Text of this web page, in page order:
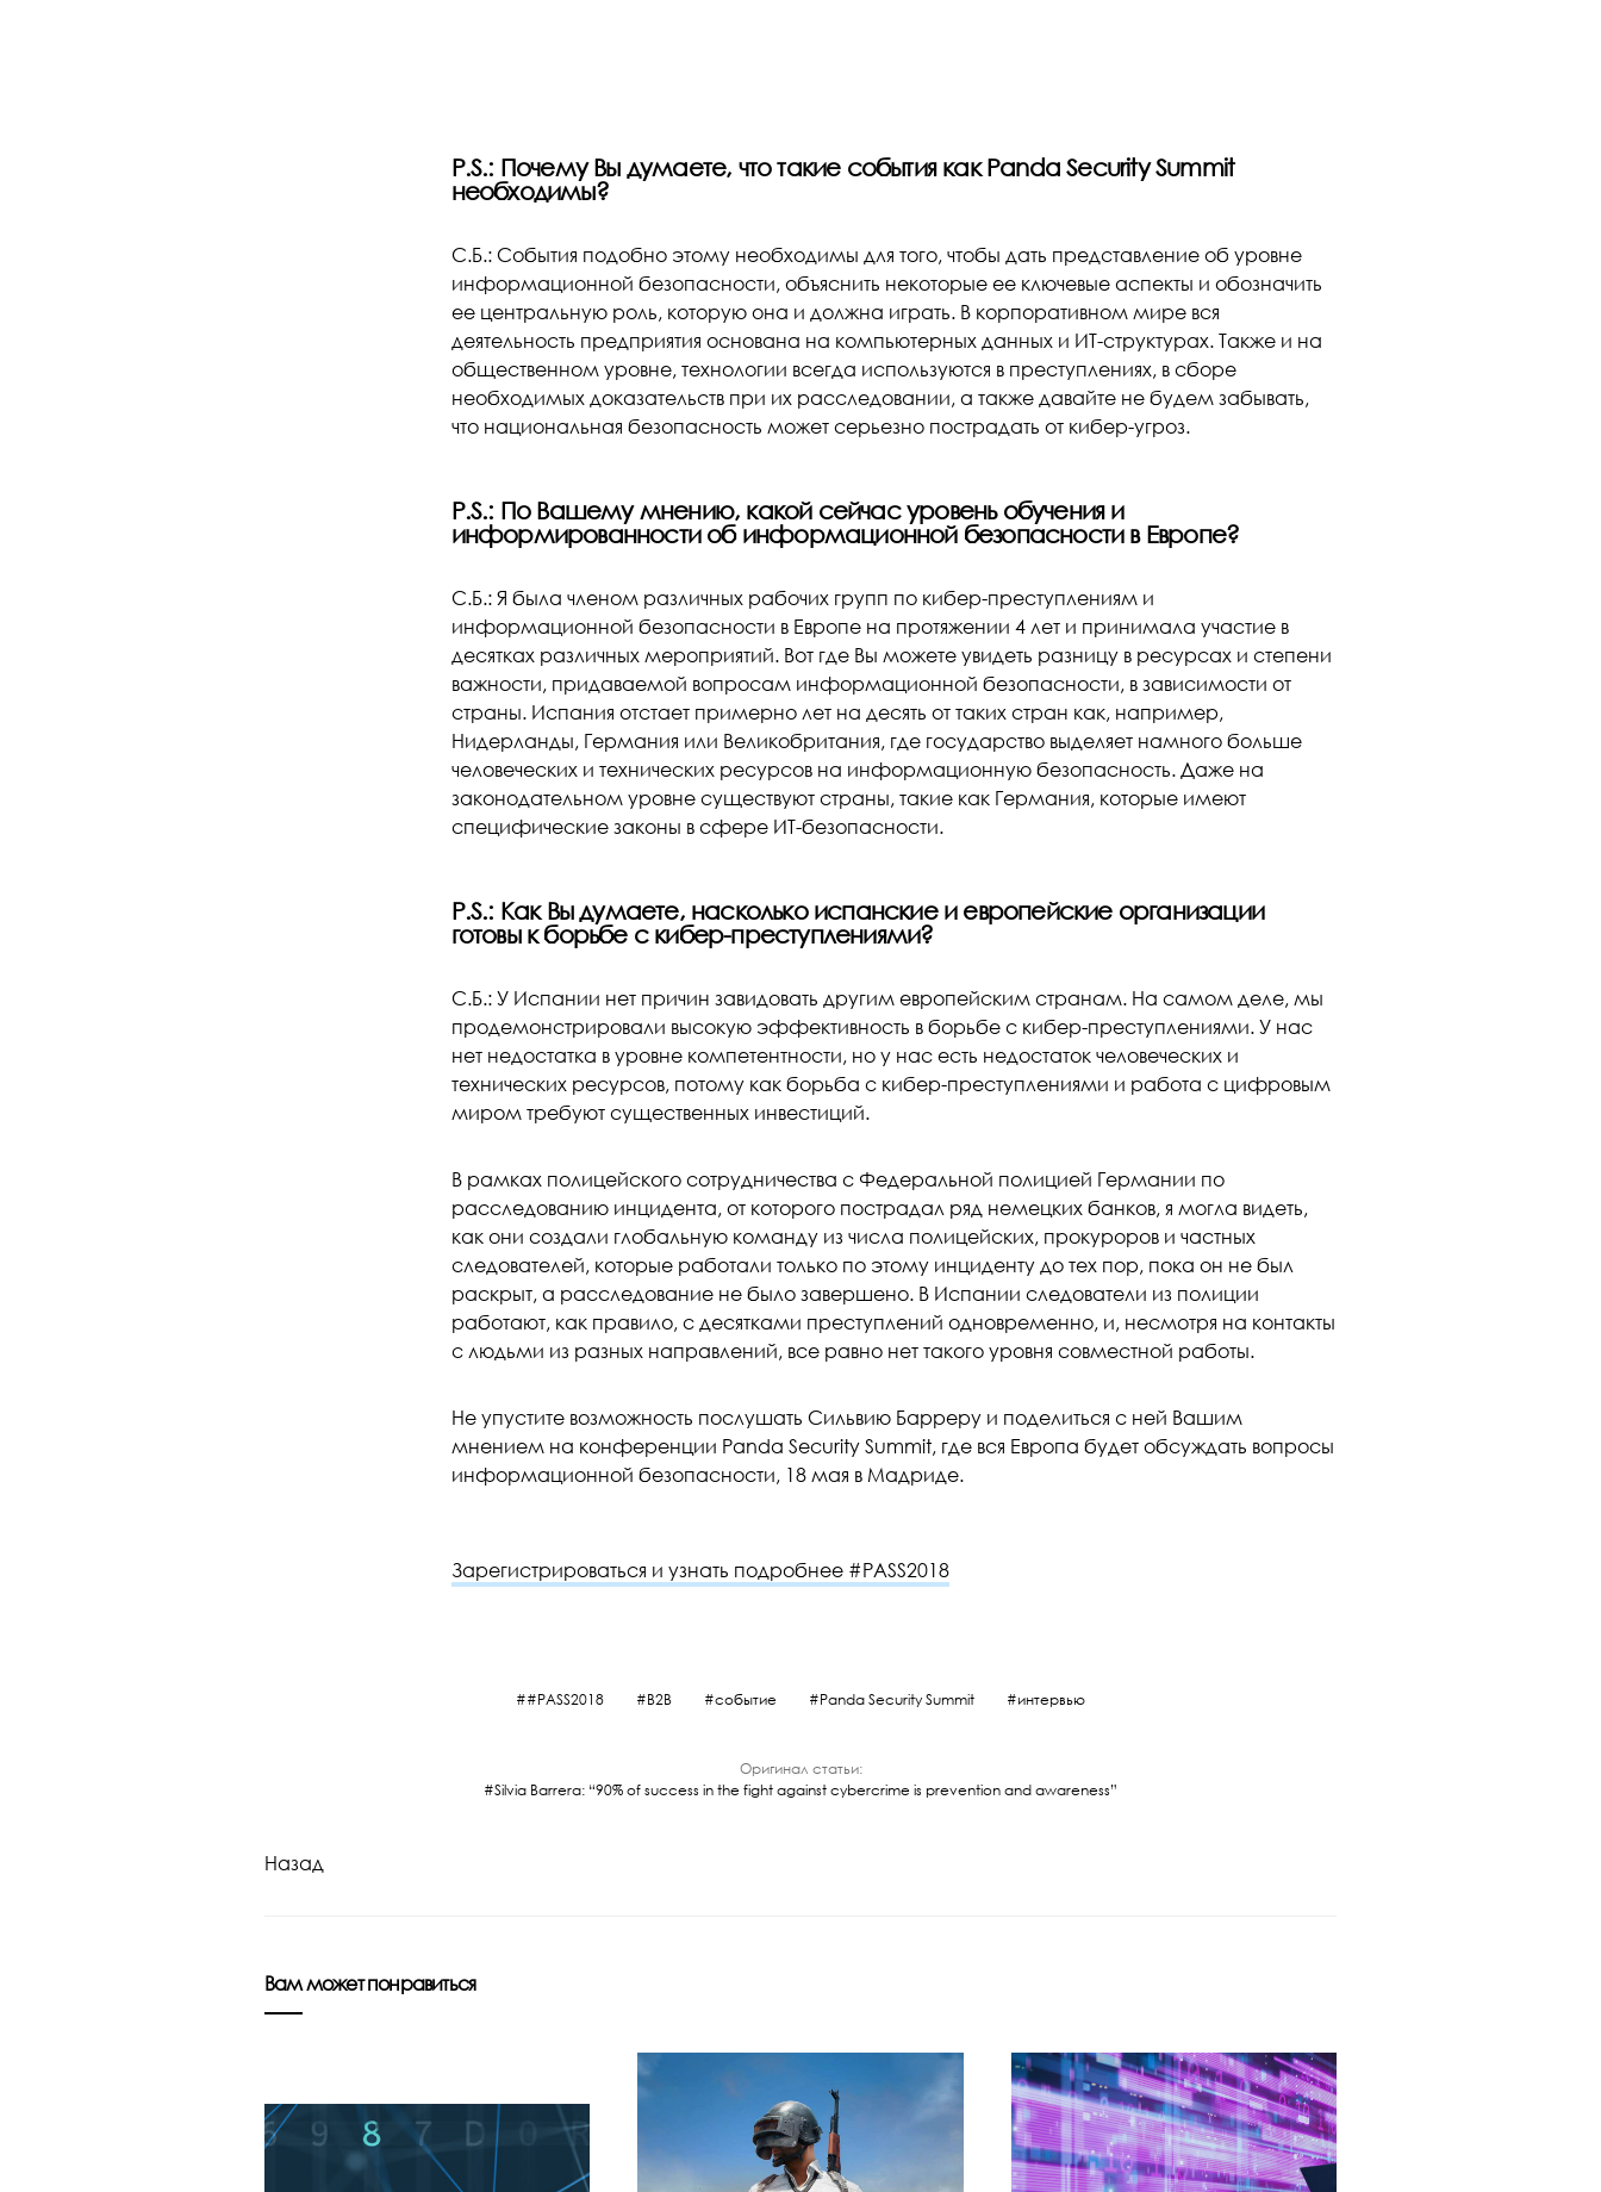
P.S.: Почему Вы думаете, что такие события как Panda Security Summit
необходимы?
С.Б.: События подобно этому необходимы для того, чтобы дать представление об уровне
информационной безопасности, объяснить некоторые ее ключевые аспекты и обозначить
ее центральную роль, которую она и должна играть. В корпоративном мире вся
деятельность предприятия основана на компьютерных данных и ИТ-структурах. Также и на
общественном уровне, технологии всегда используются в преступлениях, в сборе
необходимых доказательств при их расследовании, а также давайте не будем забывать,
что национальная безопасность может серьезно пострадать от кибер-угроз.
P.S.: По Вашему мнению, какой сейчас уровень обучения и
информированности об информационной безопасности в Европе?
С.Б.: Я была членом различных рабочих групп по кибер-преступлениям и
информационной безопасности в Европе на протяжении 4 лет и принимала участие в
десятках различных мероприятий. Вот где Вы можете увидеть разницу в ресурсах и степени
важности, придаваемой вопросам информационной безопасности, в зависимости от
страны. Испания отстает примерно лет на десять от таких стран как, например,
Нидерланды, Германия или Великобритания, где государство выделяет намного больше
человеческих и технических ресурсов на информационную безопасность. Даже на
законодательном уровне существуют страны, такие как Германия, которые имеют
специфические законы в сфере ИТ-безопасности.
P.S.: Как Вы думаете, насколько испанские и европейские организации
готовы к борьбе с кибер-преступлениями?
С.Б.: У Испании нет причин завидовать другим европейским странам. На самом деле, мы
продемонстрировали высокую эффективность в борьбе с кибер-преступлениями. У нас
нет недостатка в уровне компетентности, но у нас есть недостаток человеческих и
технических ресурсов, потому как борьба с кибер-преступлениями и работа с цифровым
миром требуют существенных инвестиций.
В рамках полицейского сотрудничества с Федеральной полицией Германии по
расследованию инцидента, от которого пострадал ряд немецких банков, я могла видеть,
как они создали глобальную команду из числа полицейских, прокуроров и частных
следователей, которые работали только по этому инциденту до тех пор, пока он не был
раскрыт, а расследование не было завершено. В Испании следователи из полиции
работают, как правило, с десятками преступлений одновременно, и, несмотря на контакты
с людьми из разных направлений, все равно нет такого уровня совместной работы.
Не упустите возможность послушать Сильвию Барреру и поделиться с ней Вашим
мнением на конференции Panda Security Summit, где вся Европа будет обсуждать вопросы
информационной безопасности, 18 мая в Мадриде.
Зарегистрироваться и узнать подробнее #PASS2018
#PASS2018 B2B событие Panda Security Summit интервью
Оригинал статьи:
Silvia Barrera: “90% of success in the fight against cybercrime is prevention and awareness”
Назад
Вам может понравиться